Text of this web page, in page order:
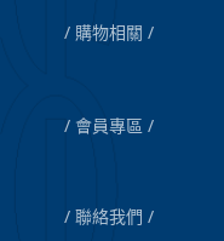
購物相關
會員專區
聯絡我們